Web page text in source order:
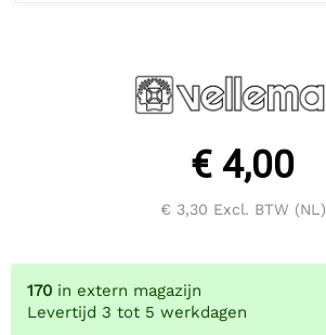
€ 4,00
€ 3,30 Excl. BTW (NL)
170 in extern magazijn
Levertijd 3 tot 5 werkdagen